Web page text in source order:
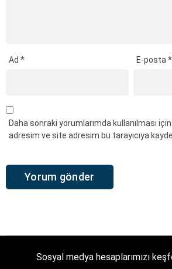
Ad * E-posta*
Daha sonraki yorumlarımda kullanılması
adresim ve site adresim bu tarayıcıya
Sosyal medya hesaplarımızı